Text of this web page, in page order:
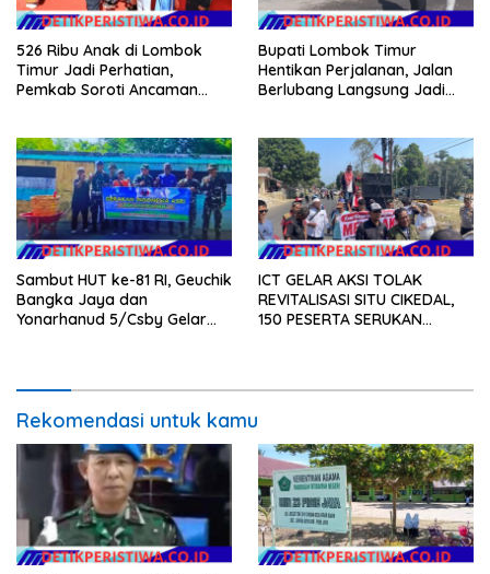
526 Ribu Anak di Lombok
Timur Jadi Perhatian,
Pemkab Soroti Ancaman
Bupati Lombok Timur
Hentikan Perjalanan, Jalan
Berlubang Langsung Jadi
Sambut HUT ke-81 RI, Geuchik
Bangka Jaya dan
Yonarhanud 5/Csby Gelar
ICT GELAR AKSI TOLAK
REVITALISASI SITU CIKEDAL,
150 PESERTA SERUKAN
Rekomendasi untuk kamu